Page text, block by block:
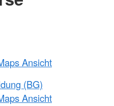
Ansicht
(BG)
Ansicht